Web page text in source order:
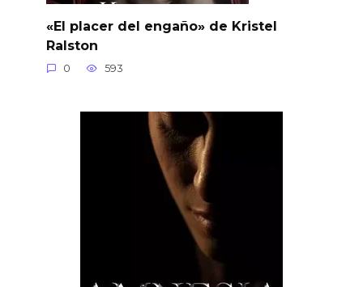
«El placer del engaño» de Kristel
Ralston
0 593